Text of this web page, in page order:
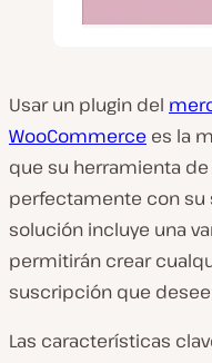
Usar un plugin del
WooCommerce es la
que su herramienta
perfectamente con su
solución incluye una
permitirán crear
suscripción que
Las características